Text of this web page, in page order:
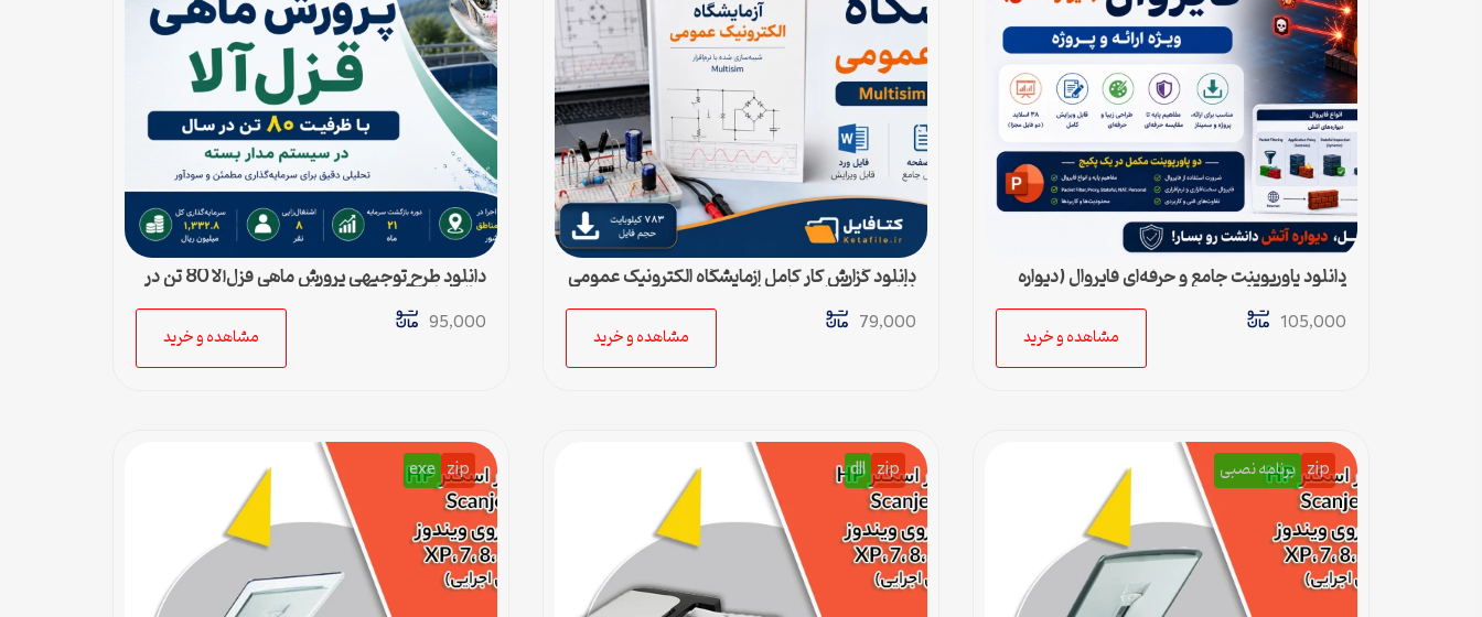
دانلود پاورپوینت جامع و حرفه‌ای فایروال (دیواره
آتش) – ویژه ارائه و پروژه
105,000
مشاهده و خرید
دانلود گزارش کار کامل آزمایشگاه الکترونیک عمومی
(فایل ورد قابل ویرایش)
79,000
مشاهده و خرید
دانلود طرح توجیهی پرورش ماهی قزل‌آلا 80 تن در
سال | طرح آماده Word قابل ویرایش
95,000
مشاهده و خرید
zip برنامه نصبی zip
dll
zip
exe